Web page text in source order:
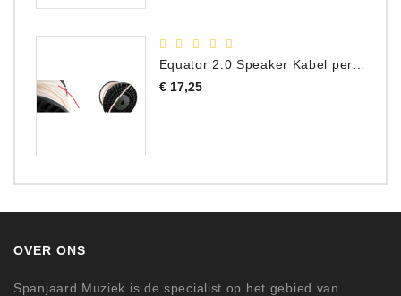
Equator 2.0 Speaker Kabel per meter
€ 17,25Prijs
OVER ONS
Spanjaard Muziek is de specialist op het gebied van